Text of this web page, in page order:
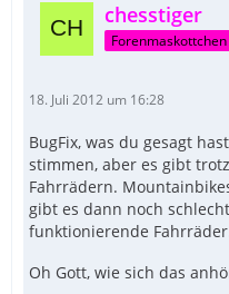
chesstiger
Forenmaskottchen
18. Juli 2012 um 16:28
BugFix, was du gesagt
stimmen, aber es gibt
Fahrrädern.
gibt es dann noch
funktionierende
Oh Gott, wie sich das